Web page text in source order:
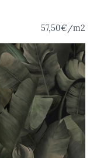
57,50€/m2